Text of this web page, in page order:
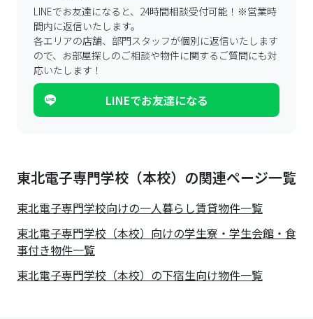
LINEでお友達になると、24時間相談受付可能！ ※営業時
間内に返信いたします。
各エリアの店舗、部門スタッフが個別に返信いたします
ので、 お部屋探しのご相談や物件に関するご質問にも対
応いたします！
LINEでお友達になる
東北電子専門学校（本校）の関連ページ一覧
東北電子専門学校向けの一人暮らし賃貸物件一覧
東北電子専門学校（本校）向けの学生寮・学生会館・食
事付き物件一覧
東北電子専門学校（本校）の下宿生向け物件一覧